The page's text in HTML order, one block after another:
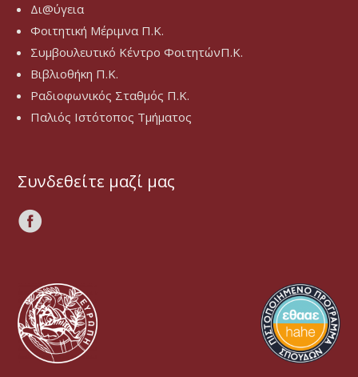
Δι@ύγεια
Φοιτητική Μέριμνα Π.Κ.
Συμβουλευτικό Κέντρο ΦοιτητώνΠ.Κ.
Βιβλιοθήκη Π.Κ.
Ραδιοφωνικός Σταθμός Π.Κ.
Παλιός Ιστότοπος Τμήματος
Συνδεθείτε μαζί μας